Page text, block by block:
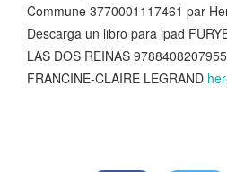
Commune 3770001117461 par
Descarga un libro para ipad
LAS DOS REINAS
FRANCINE-CLAIRE LEGRAND